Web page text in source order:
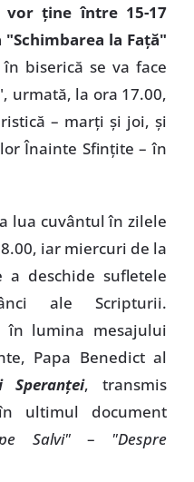
vor ţine între 15-17
la Faţă"
biserică se va face
urmată, la ora 17.00,
– marţi şi joi, şi
Înainte Sfinţite – în
lua cuvântul în zilele
iar miercuri de la
a deschide sufletele
ale Scripturii.
lumina mesajului
Papa Benedict al
Speranţei, transmis
ultimul document
Salvi"– "Despre